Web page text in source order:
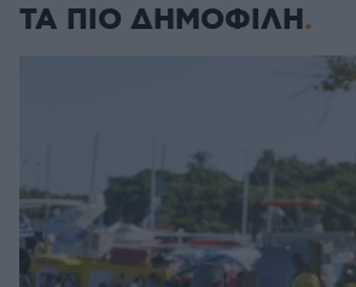
ΤΑ ΠΙΟ ΔΗΜΟΦΙΛΗ